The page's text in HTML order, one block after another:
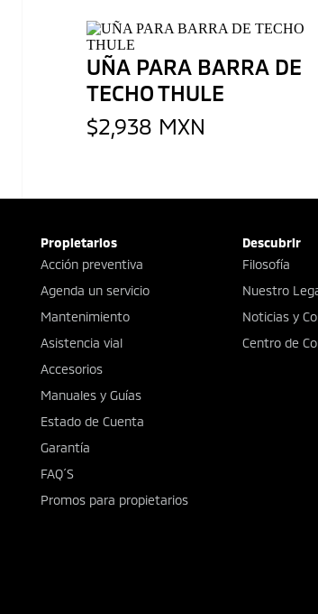
UÑA PARA BARRA DE
TECHO THULE
$2,938 MXN
Propietarios
Acción preventiva
Agenda un servicio
Mantenimiento
Asistencia vial
Accesorios
Manuales y Guías
Estado de Cuenta
Garantía
FAQ´S
Promos para propietarios
Descubrir
Filosofía
Nuestro
Noticias y
Centro de